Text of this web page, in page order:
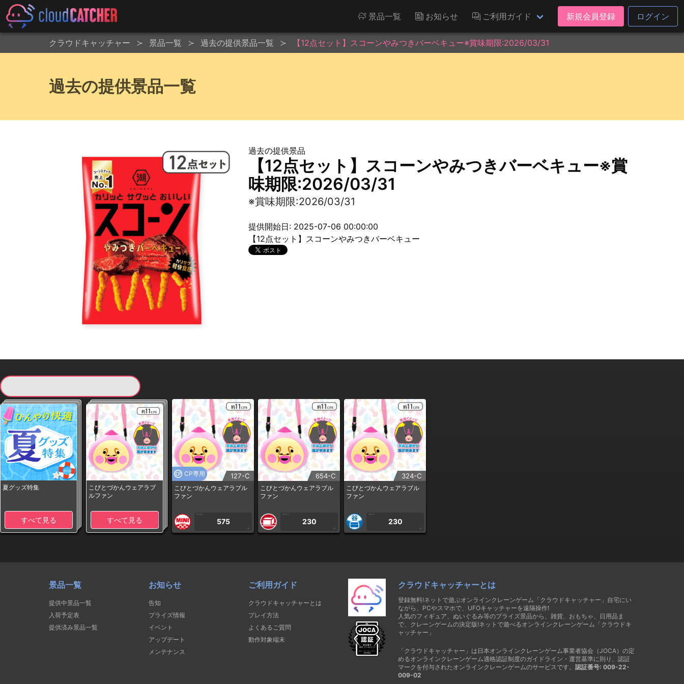
景品一覧 お知らせ ご利用ガイド 新規会員登録 ログイン
クラウドキャッチャー 景品一覧 過去の提供景品一覧 【12点セット】スコーンやみつきバーベキュー※賞味期限:2026/03/31
過去の提供景品一覧
過去の提供景品
【12点セット】スコーンやみつきバーベキュー※賞
味期限:2026/03/31
※賞味期限:2026/03/31
提供開始日: 2025-07-06 00:00:00
【12点セット】スコーンやみつきバーベキュー
夏グッズ特集
すべて見る
こびとづかんウェアラブ
ルファン
すべて見る
CP専用 127-C
こびとづかんウェアラブル
ファン
1PLAY
575
CP
654-C
こびとづかんウェアラブル
ファン
1PLAY
230
CP
324-C
こびとづかんウェアラブル
ファン
1PLAY
230
CP
景品一覧
提供中景品一覧
入荷予定表
提供済み景品一覧
お知らせ
告知
プライズ情報
イベント
アップデート
メンテナンス
ご利用ガイド
クラウドキャッチャーとは
プレイ方法
よくあるご質問
動作対象端末
クラウドキャッチャーとは
登録無料!ネットで遊ぶオンラインクレーンゲーム「クラウドキャッチャー」自宅にい
ながら、PCやスマホで、UFOキャッチャーを遠隔操作!
人気のフィギュア、ぬいぐるみ等のプライズ景品から、雑貨、おもちゃ、日用品ま
で、クレーンゲームの決定版!ネットで遊べるオンラインクレーンゲーム「クラウドキ
ャッチャー」
「クラウドキャッチャー」は日本オンラインクレーンゲーム事業者協会（JOCA）の定
めるオンラインクレーンゲーム適格認証制度のガイドライン・運営基準に則り、認証
マークを付与されたオンラインクレーンゲームのサービスです。 認証番号: 009-22-
009-02